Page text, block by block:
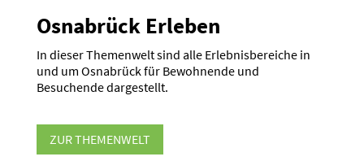
Osnabrück Erleben
In dieser Themenwelt sind alle Erleb­nis­be­reiche in
und um Osnabrück für Bewoh­nende und
Besuchende darge­stellt.
ZUR THEMENWELT